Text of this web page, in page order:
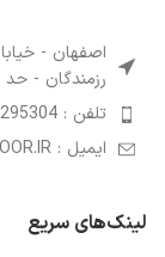
اصفهان -
رزمندگان - حد فاصل
تلفن : 33295304-031
ایمیل : INFO@SHAHBAZNOOR.IR
لینک‌های سریع